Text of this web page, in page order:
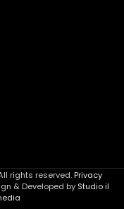
rights reserved.Privacy
& Developed by Studio il